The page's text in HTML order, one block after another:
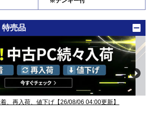
特売品
、再入荷、値下げ【26/08/06 04:00更新】